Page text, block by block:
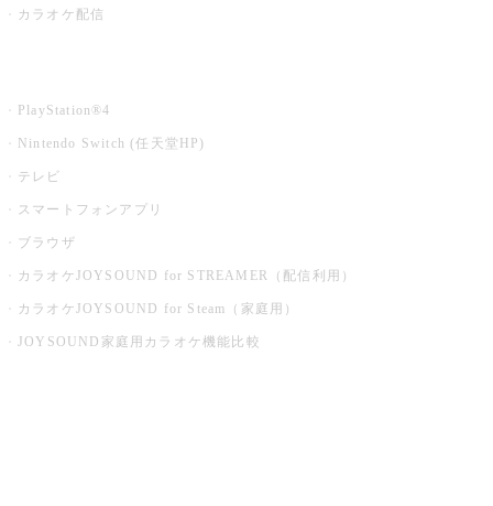
カラオケ配信
PlayStation®4
Nintendo Switch (任天堂HP)
テレビ
スマートフォンアプリ
ブラウザ
カラオケJOYSOUND for STREAMER（配信利用）
カラオケJOYSOUND for Steam（家庭用）
JOYSOUND家庭用カラオケ機能比較